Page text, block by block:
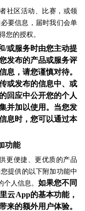
社区活动、比赛，或领
要信息，届时我们会单
您的授权。
/或服务时由您主动提
发布的产品或服务评
息，请您谨慎对待。
或发布的信息中、或
回应中公开您的个人
并加以使用。当您发
息时，您可以通过本
功能
更便捷、更优质的产品
提供的以下附加功能中
人信息。 如果您不同
云App的基本功能，
来的额外用户体验。